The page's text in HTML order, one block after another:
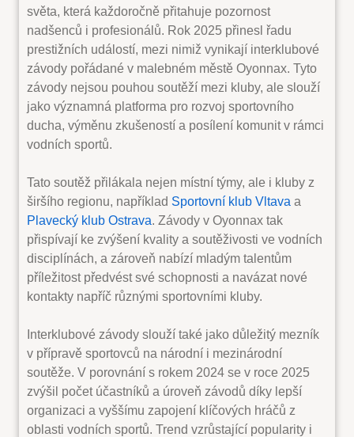
světa, která každoročně přitahuje pozornost
nadšenců i profesionálů. Rok 2025 přinesl řadu
prestižních událostí, mezi nimiž vynikají interklubové
závody pořádané v malebném městě Oyonnax. Tyto
závody nejsou pouhou soutěží mezi kluby, ale slouží
jako významná platforma pro rozvoj sportovního
ducha, výměnu zkušeností a posílení komunit v rámci
vodních sportů.
Tato soutěž přilákala nejen místní týmy, ale i kluby z
širšího regionu, například Sportovní klub Vltava a
Plavecký klub Ostrava. Závody v Oyonnax tak
přispívají ke zvýšení kvality a soutěživosti ve vodních
disciplínách, a zároveň nabízí mladým talentům
příležitost předvést své schopnosti a navázat nové
kontakty napříč různými sportovními kluby.
Interklubové závody slouží také jako důležitý mezník
v přípravě sportovců na národní i mezinárodní
soutěže. V porovnání s rokem 2024 se v roce 2025
zvýšil počet účastníků a úroveň závodů díky lepší
organizaci a vyššímu zapojení klíčových hráčů z
oblasti vodních sportů. Trend vzrůstající popularity i